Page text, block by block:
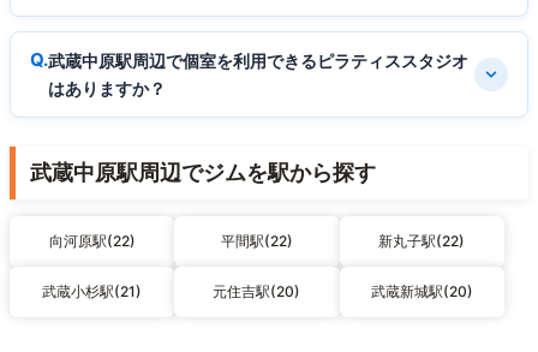
武蔵中原駅周辺で個室を利用できるピラティススタジオ
はありますか？
武蔵中原駅周辺でジムを駅から探す
向河原駅(22) 平間駅(22) 新丸子駅(22)
武蔵小杉駅(21) 元住吉駅(20) 武蔵新城駅(20)